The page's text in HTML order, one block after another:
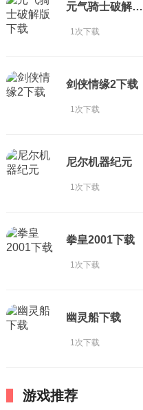
元气骑士破解版 下载
1次下载
剑侠情缘2下载
1次下载
尼尔机器纪元
1次下载
拳皇2001下载
1次下载
幽灵船下载
1次下载
游戏推荐